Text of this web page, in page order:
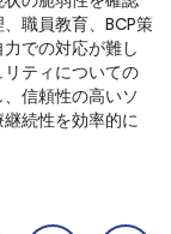
職員教育、 BCP策
での対応が難し
ティについての
信頼性の高いソ
続性を効率的に